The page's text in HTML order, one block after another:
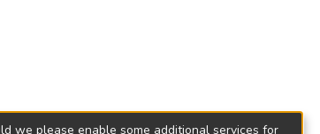
we please enable some additional services for